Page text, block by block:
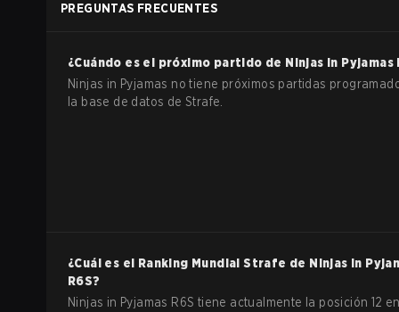
PREGUNTAS FRECUENTES
¿Cuándo es el próximo partido de Ninjas in Pyjamas
Ninjas in Pyjamas no tiene próximos partidas
la base de datos de Strafe.
¿Cuál es el Ranking Mundial Strafe de Ninjas in
R6S?
Ninjas in Pyjamas R6S tiene actualmente la posición 12 en